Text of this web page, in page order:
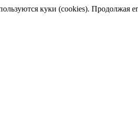
куки (cookies). Продолжая